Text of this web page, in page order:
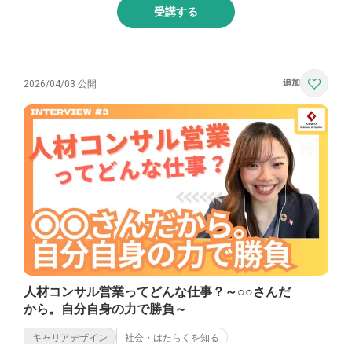
受講する
2026/04/03 公開
人材コンサル営業ってどんな仕事？～○○さんだ
から。自分自身の力で勝負～
キャリアデザイン 社会・はたらくを知る